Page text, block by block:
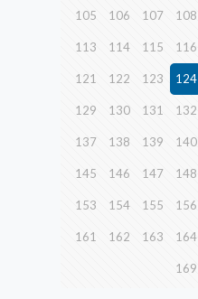
105 106 107 108
113 114 115 116
121 122 123 124
129 130 131 132
137 138 139 140
145 146 147 148
153 154 155 156
161 162 163 164
169